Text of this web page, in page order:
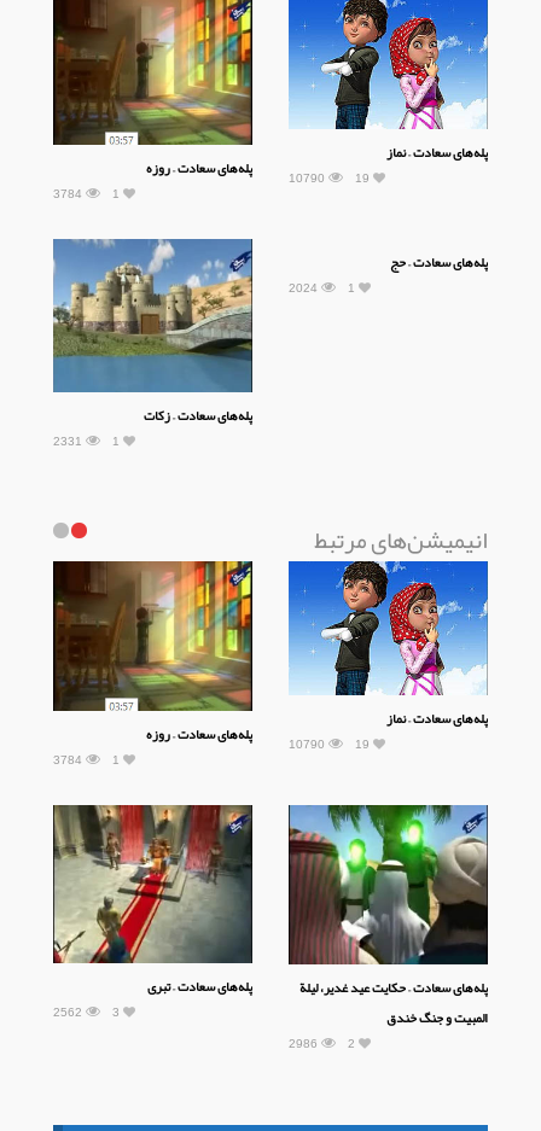
پله‌های سعادت – نماز
10790 19 پله‌های سعادت – روزه
3784 1
پله‌های سعادت – حج
2024 1
پله‌های سعادت – زکات
2331 1
انیمیشن‌های مرتبط
پله‌های سعادت – نماز
10790 19 پله‌های سعادت – روزه
3784 1
پله‌های سعادت – حکایت عید غدیر، لیلة
المبیت و جنگ خندق
2986 2
پله‌های سعادت – تبری
2562 3